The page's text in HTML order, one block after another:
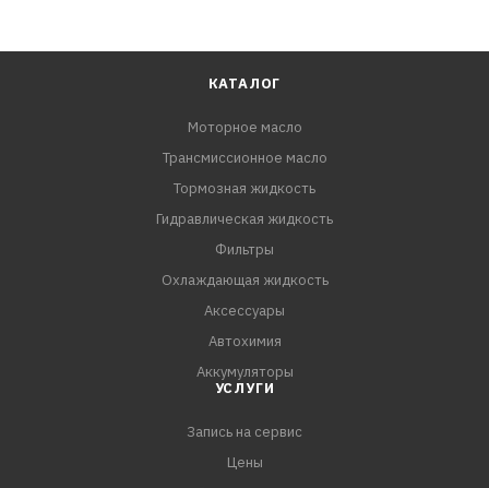
КАТАЛОГ
Моторное масло
Трансмиссионное масло
Тормозная жидкость
Гидравлическая жидкость
Фильтры
Охлаждающая жидкость
Аксессуары
Автохимия
Аккумуляторы
УСЛУГИ
Запись на сервис
Цены